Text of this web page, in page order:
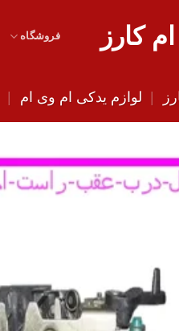
کارز فروشگاه
| لوازم یدکی ام وی ام |